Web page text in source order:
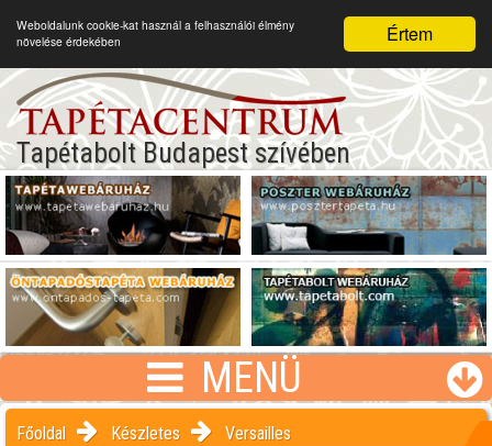
Értem
Weboldalunk cookie-kat használ a felhasználói élmény
növelése érdekében
Tapétabolt Budapest szívében
MENÜ
Főoldal Készletes Versailles